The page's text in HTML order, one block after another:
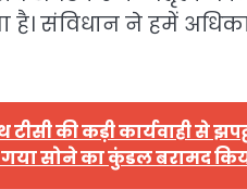
संविधान ने हमें
टीसी की कड़ी कार्यवाही से
गया सोने का कुंडल बरामद